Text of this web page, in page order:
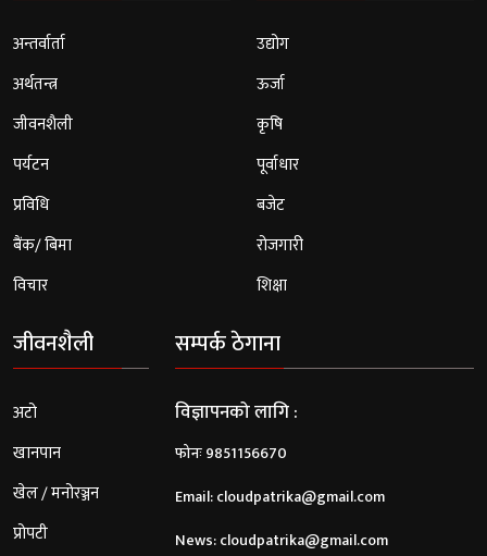
अन्तर्वार्ता
अर्थतन्त्र
जीवनशैली
पर्यटन
प्रविधि
बैंक/ बिमा
विचार
उद्योग
ऊर्जा
कृषि
पूर्वाधार
बजेट
रोजगारी
शिक्षा
जीवनशैली
अटो
खानपान
खेल / मनोरञ्जन
प्रोपटी
सम्पर्क ठेगाना
विज्ञापनको लागि :
फोनः 9851156670
Email:cloudpatrika@gmail.com
News:cloudpatrika@gmail.com